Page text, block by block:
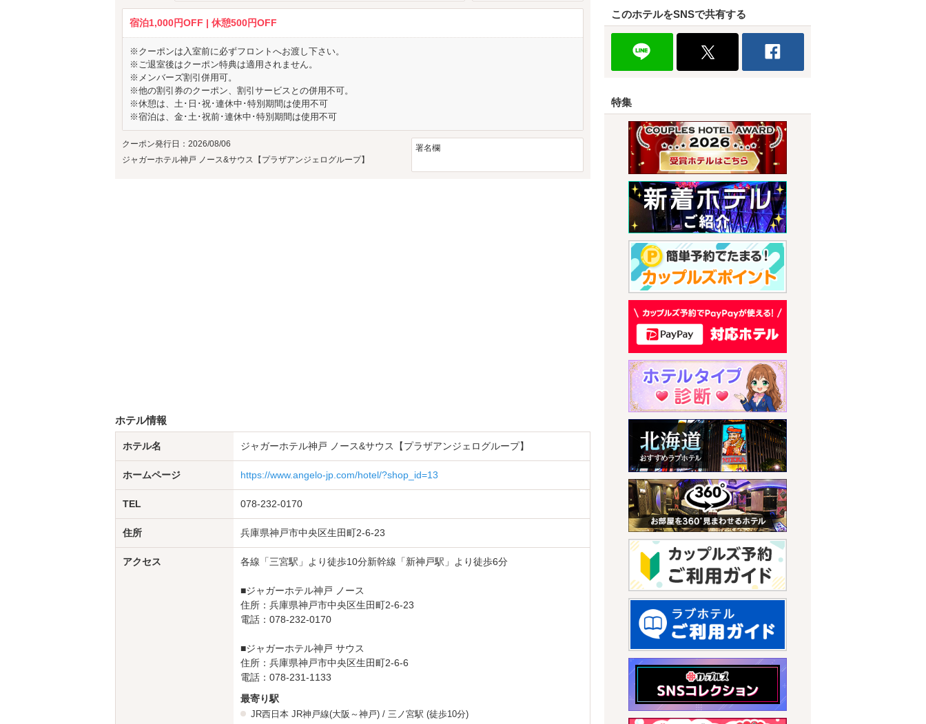
宿泊1,000円OFF | 休憩500円OFF
※クーポンは入室前に必ずフロントへお渡し下さい。
※ご退室後はクーポン特典は適用されません。
※メンバーズ割引併用可。
※他の割引券のクーポン、割引サービスとの併用不可。
※休憩は、土･日･祝･連休中･特別期間は使用不可
※宿泊は、金･土･祝前･連休中･特別期間は使用不可
クーポン発行日：2026/08/06
ジャガーホテル神戸 ノース&サウス【プラザアンジェログループ】
署名欄
ホテル情報
ホテル名 ジャガーホテル神戸 ノース&サウス【プラザアンジェログループ】
ホームページ https://www.angelo-jp.com/hotel/?shop_id=13
TEL 078-232-0170
住所 兵庫県神戸市中央区生田町2-6-23
アクセス 各線「三宮駅」より徒歩10分新幹線「新神戸駅」より徒歩6分
■ジャガーホテル神戸 ノース
住所：兵庫県神戸市中央区生田町2-6-23
電話：078-232-0170
■ジャガーホテル神戸 サウス
住所：兵庫県神戸市中央区生田町2-6-6
電話：078-231-1133
最寄り駅
JR西日本 JR神戸線(大阪～神戸) / 三ノ宮駅 (徒歩10分)
このホテルをSNSで共有する
特集